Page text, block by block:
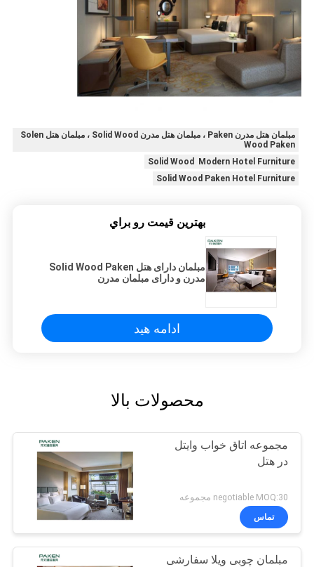
مبلمان هتل مدرن Paken ، مبلمان هتل مدرن Solid Wood ، مبلمان هتل Solen
Wood Paken
Solid Wood Modern Hotel Furniture
Solid Wood Paken Hotel Furniture
بهترين قيمت رو براي
مبلمان دارای هتل Solid Wood Paken
مدرن و دارای مبلمان مدرن
ادامه هید
محصولات بالا
مجموعه اتاق خواب وایتل
در هتل
negotiable MOQ:30 مجموعه
تماس
مبلمان چوبی ویلا سفارشی